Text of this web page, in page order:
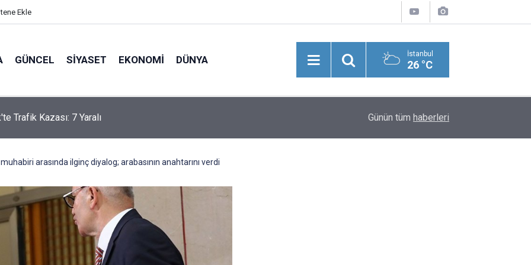
Ekle
GÜNCEL SIYASET EKONOMI DÜNYA İstanbul
26 °C
Trafik Kazası: 7 Yaralı Kayseri'de Yangın Faciası: Ev Sahibi
Günün tüm haberleri
arasında ilginç diyalog; arabasının anahtarını verdi